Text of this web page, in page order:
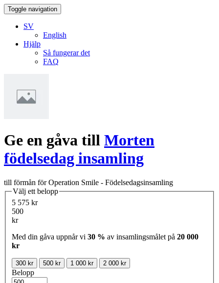
Toggle navigation
SV
English
Hjälp
Så fungerar det
FAQ
Ge en gåva till Morten
födelsedag insamling
till förmån för Operation Smile - Födelsedagsinsamling
Välj ett belopp
5 575 kr
500
kr
Med din gåva uppnår vi 30 % av insamlingsmålet på 20 000
kr
300 kr 500 kr 1 000 kr 2 000 kr
Belopp